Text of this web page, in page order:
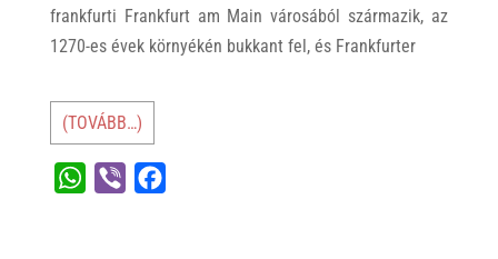
frankfurti Frankfurt am Main városából származik, az
1270-es évek környékén bukkant fel, és Frankfurter
(TOVÁBB…)